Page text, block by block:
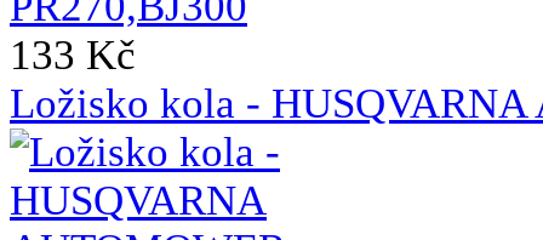
133 Kč
Ložisko kola - HUSQVARNA